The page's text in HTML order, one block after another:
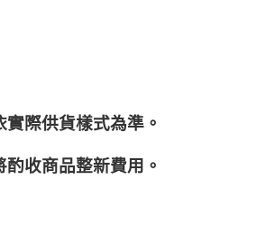
際供貨樣式為準。
收商品整﻿新費用。